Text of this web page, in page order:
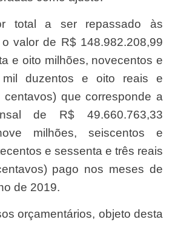
valor de R$ 148.982.208,99
e oito milhões, novecentos e
duzentos e oito reais e
que corresponde a
de R$ 49.660.763,33
milhões, seiscentos e
e sessenta e três reais
pago nos meses de
de 2019.